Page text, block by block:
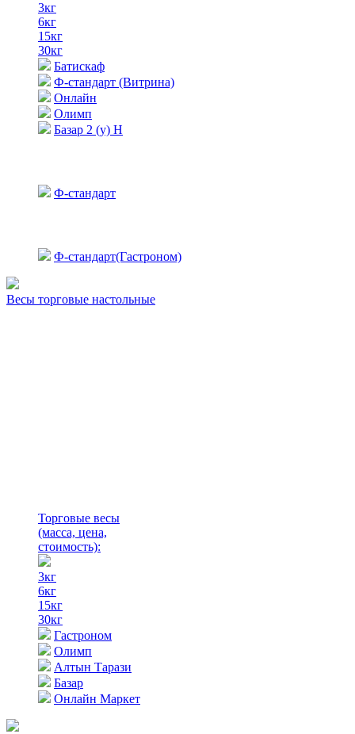
3кг
6кг
15кг
30кг
Батискаф
Ф-стандарт (Витрина)
Онлайн
Олимп
Базар 2 (у) Н
Ф-стандарт
Ф-стандарт(Гастроном)
Весы торговые настольные
Торговые весы
(масса, цена,
стоимость):
3кг
6кг
15кг
30кг
Гастроном
Олимп
Алтын Тарази
Базар
Онлайн Маркет